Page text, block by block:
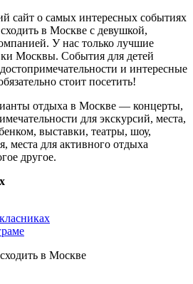
сайт о самых интересных событиях
в Москве с девушкой,
У нас только лучшие
Москвы. События для детей
и интересные
стоит посетить!
отдыха в Москве — концерты,
для экскурсий, места,
выставки, театры, шоу,
места для активного отдыха
другое.
в Москве